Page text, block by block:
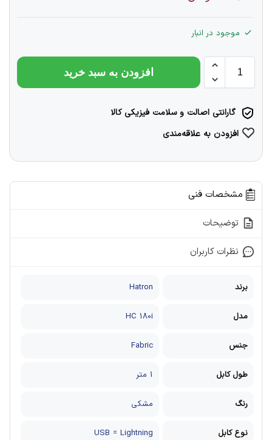
موجود در انبار
افزودن به سبد خرید
گارانتی اصالت و سلامت فیزیکی کالا
افزودن به علاقه‌مندی
مشخصات فنی
توضیحات
نظرات کاربران
برند Hatron
مدل HC 180i
جنس Fabric
طول کابل 1 متر
رنگ مشکی
نوع کابل USB = Lightning